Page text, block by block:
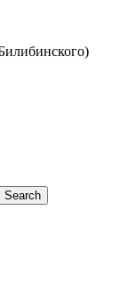
Search